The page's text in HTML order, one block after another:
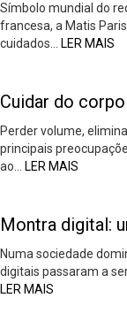
Símbolo mundial do
francesa, a Matis
cuidados…
LER MAIS
Cuidar do
Perder volume,
principais
ao…
LER MAIS
Montra digital:
Numa sociedade
digitais passaram a
LER MAIS